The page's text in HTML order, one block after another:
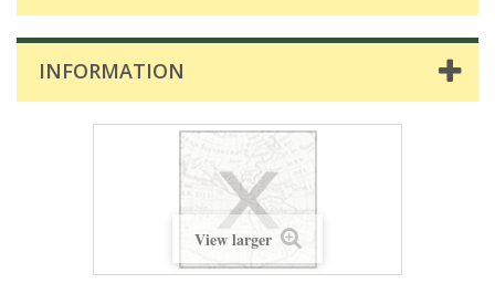
INFORMATION
View larger